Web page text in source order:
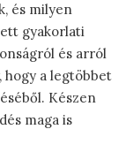
és milyen
gyakorlati
és arról
hogy a legtöbbet
Készen
maga is